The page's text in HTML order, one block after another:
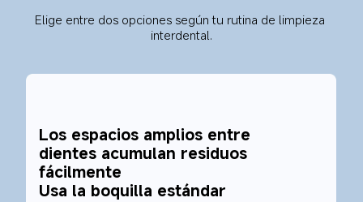
Elige entre dos opciones según tu rutina de limpieza
interdental.
Los espacios amplios entre
dientes acumulan residuos
fácilmente
Usa la boquilla estándar